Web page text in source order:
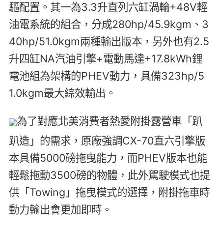
驅配置。其一為3.3升直列六缸渦輪+48V輕
油電系統的組合，分成280hp/45.9kgm、3
40hp/51.0kgm兩種輸出版本，另外也有2.5
升四缸NA汽油引擎+電動馬達+17.8kWh鋰
電池組為架構的PHEV動力，具備323hp/5
1.0kgm最大綜效輸出。
為了對應北美消費者熱愛附掛露營車「趴
趴造」的需求，原廠強調CX-70直六引擎版
本具備5000磅拖曳能力，而PHEV版本也能
輕鬆拖動3500磅的物體，此外駕駛模式也提
供「Towing」拖曳模式的選擇，附掛拖車時
動力輸出會更加即時。